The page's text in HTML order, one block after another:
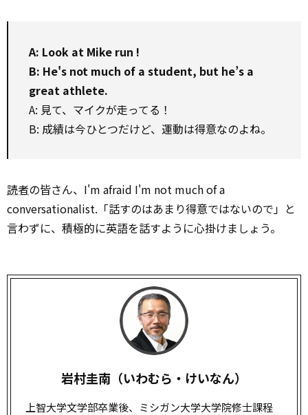
A: Look at Mike run !
B: He's not much of a student, but he’s a
great athlete.
A: 見て、マイクが走ってる！
B: 成績は今ひとつだけど、運動は得意なのよね。
読者の皆さん、I'm afraid I'm not much of a
conversationalist.「話すのはあまり得意ではないので」と
言わずに、積極的に英語を話すように心掛けましょう。
岩村圭南（いわむら・けいなん）
上智大学文学部卒業後、ミシガン大学大学院修士課程